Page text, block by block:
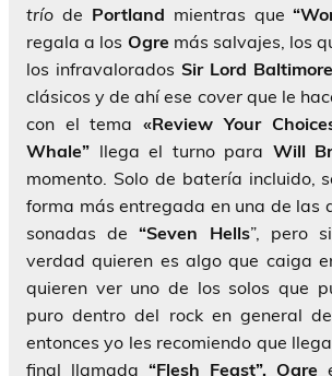
trío de Portland mientras que
regala a los Ogre más salvajes, los
los infravalorados Sir Lord Baltimore
clásicos y de ahí ese coverque le
con el tema«Review Your
Whale” llega el turno para Will
momento. Solo de batería incluido,
forma más entregada en una de las
sonadas de“Seven Hells”, pero
verdad quieren es algo que caiga
quieren ver uno de los solos que
puro dentro del rock en general
entonces yo les recomiendo que
final llamada “Flesh Feast”. Ogre